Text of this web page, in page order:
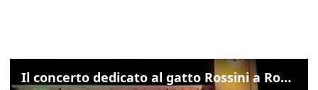
Il concerto dedicato al gatto Rossini a Rovigo: ecco un estratto